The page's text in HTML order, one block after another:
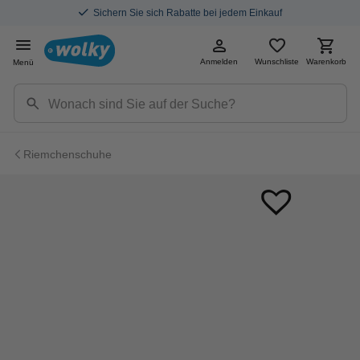
Sichern Sie sich Rabatte bei jedem Einkauf
Menü Anmelden Wunschliste Warenkorb
Riemchenschuhe